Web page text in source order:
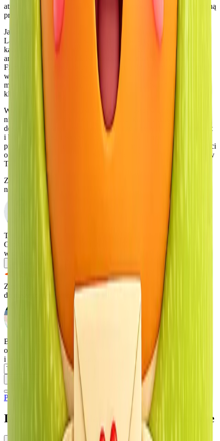
atrakcyjność stylu życia, jak i długoterminową wartość inwestycyjną
przedsięwzięcia.
Jako skoncentrowany deweloper jednego projektu, Fortuna
Lakeside przyjmuje podejście z dużą dbałością o szczegóły na
każdym etapie — od wyboru działki i planowania
architektonicznego po jakość budowy i standardy wykończenia.
Firma współpracuje z doświadczonymi architektami, inżynierami i
wykonawcami, aby zapewnić, że każda willa spełnia
międzynarodowe standardy i odpowiada oczekiwaniom globalnej
klienteli.
Wizją Fortuna Lakeside jest stworzenie czegoś więcej niż tylko
nieruchomości mieszkalnych — to oferta kompleksowego
doświadczenia stylu życia, definiowanego przez elegancję, komfort
i bliskość natury. Inwestycja przyciąga tych, którzy szukają
prywatnej oazy, domu wakacyjnego lub inwestycji w nieruchomości
o wysokim potencjale w jednym z najbardziej pożądanych miejsc w
Tajlandii.
Zapisz się
na konsultację
Twój osobisty menedżer
Giovanni skontaktuje się z Tobą
w dogodnym dla Ciebie czasie
Zadzwoń do mnie
Zapisz się
do naszego newslettera
Bądź na bieżąco z najlepszymi
ofertami nieruchomości
i nowościami z wyspy Phuket
Zgadzam się na otrzymywanie reklamowych e-maili i akceptuję
Politykę prywatności
Inne dostępne układy w Fortuna Lakeside